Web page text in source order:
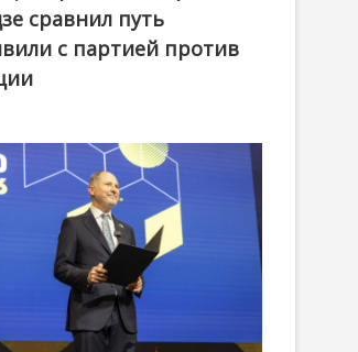
сравнил путь
с партией против